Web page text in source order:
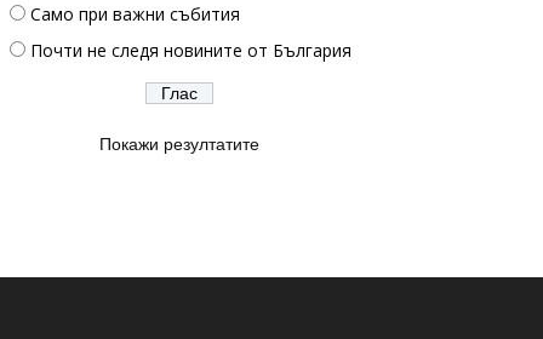
Само при важни събития
Почти не следя новините от България
Покажи резултатите